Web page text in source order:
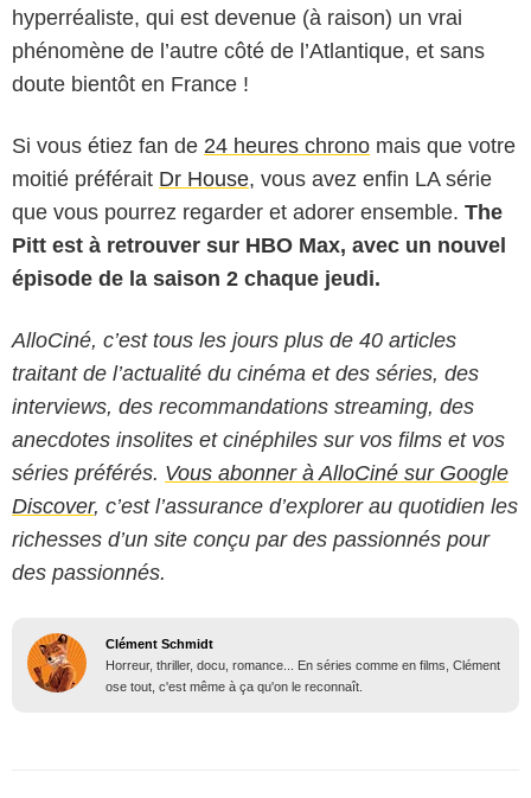
hyperréaliste, qui est devenue (à raison) un vrai
phénomène de l’autre côté de l’Atlantique, et sans
doute bientôt en France !
Si vous étiez fan de 24 heures chrono mais que votre
moitié préférait Dr House, vous avez enfin LA série
que vous pourrez regarder et adorer ensemble. The
Pitt est à retrouver sur HBO Max, avec un nouvel
épisode de la saison 2 chaque jeudi.
AlloCiné, c’est tous les jours plus de 40 articles
traitant de l’actualité du cinéma et des séries, des
interviews, des recommandations streaming, des
anecdotes insolites et cinéphiles sur vos films et vos
séries préférés. Vous abonner à AlloCiné sur Google
Discover, c’est l’assurance d’explorer au quotidien les
richesses d’un site conçu par des passionnés pour
des passionnés.
Clément Schmidt
Horreur, thriller, docu, romance... En séries comme en films, Clément
ose tout, c'est même à ça qu'on le reconnaît.